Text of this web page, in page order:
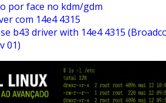
por face no kdm/gdm
com 14e4 4315
b43 driver with 14e4 4315
01)